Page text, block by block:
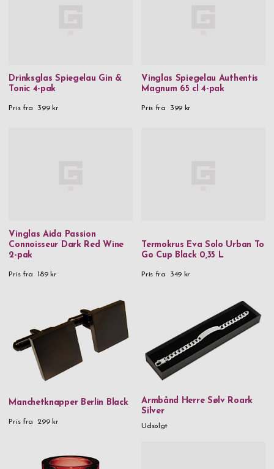
Drinksglas Spiegelau Gin &
Tonic 4-pak
Pris fra 399 kr
Vinglas Spiegelau Authentis
Magnum 65 cl 4-pak
Pris fra 399 kr
Vinglas Aida Passion
Connoisseur Dark Red Wine
2-pak
Pris fra 189 kr
Termokrus Eva Solo Urban To
Go Cup Black 0,35 L
Pris fra 349 kr
Manchetknapper Berlin Black
Pris fra 299 kr
Armbånd Herre Sølv Roark
Silver
Udsolgt